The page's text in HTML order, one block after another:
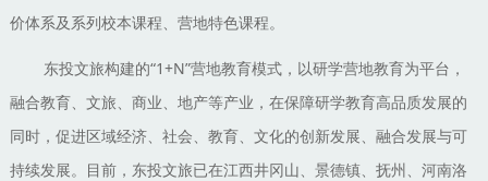
价体系及系列校本课程、营地特色课程。
东投文旅构建的“1+N”营地教育模式，以研学营地教育为平台，
融合教育、文旅、商业、地产等产业，在保障研学教育高品质发展的
同时，促进区域经济、社会、教育、文化的创新发展、融合发展与可
持续发展。目前，东投文旅已在江西井冈山、景德镇、抚州、河南洛